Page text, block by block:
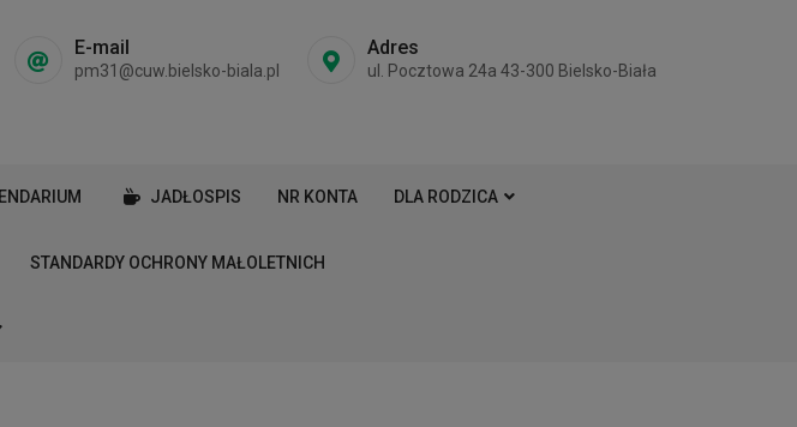
E-mail
pm31@cuw.bielsko-biala.pl
Adres
ul. Pocztowa 24a 43-300 Bielsko-Biała
JADŁOSPIS NR KONTA DLA RODZICA
STANDARDY OCHRONY MAŁOLETNICH